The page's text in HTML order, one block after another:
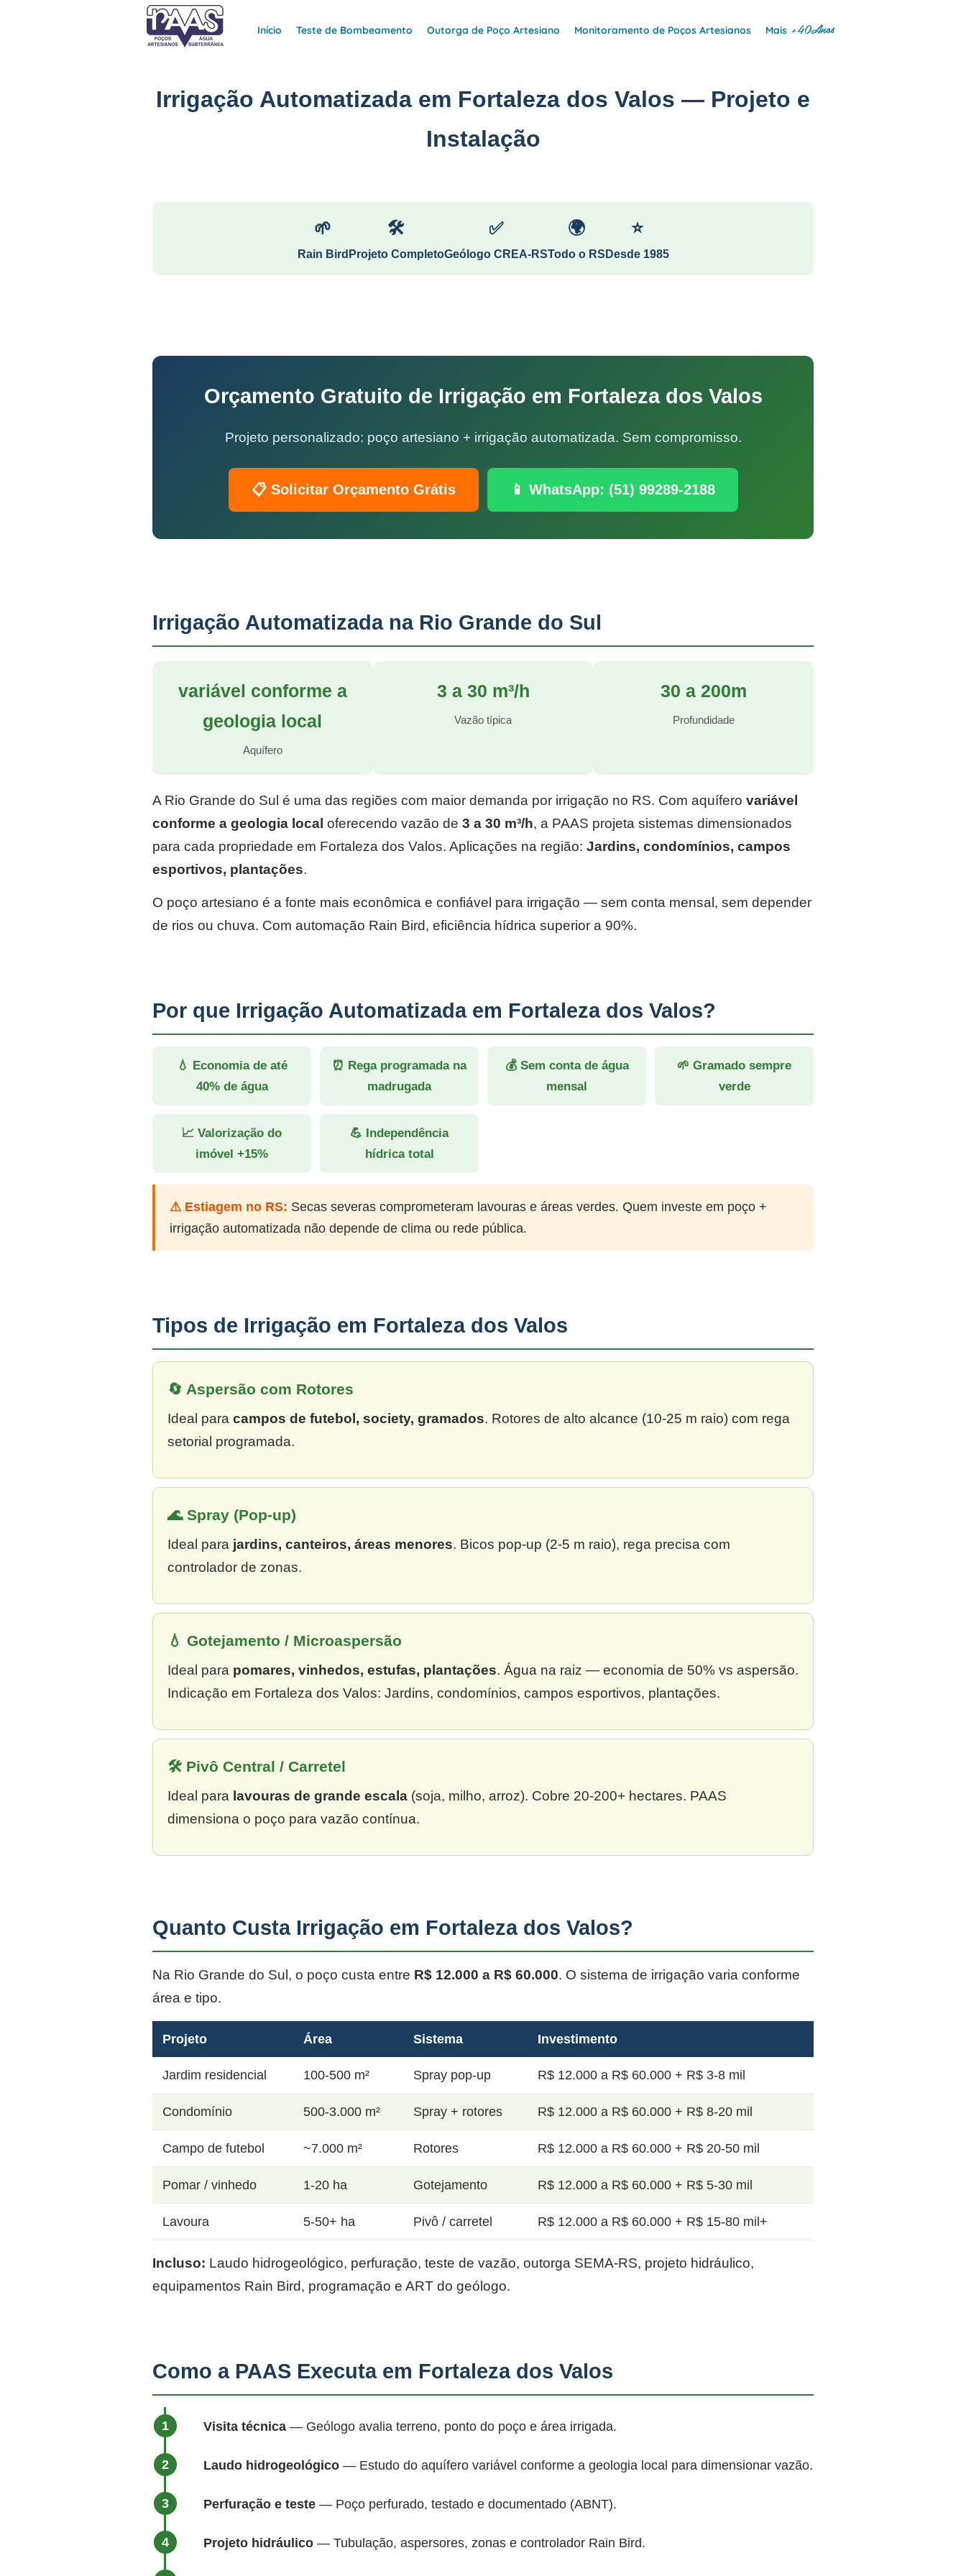
Início Teste de Bombeamento Outorga de Poço Artesiano Monitoramento de Poços Artesianos Mais +40Anos
Irrigação Automatizada em Fortaleza dos Valos — Projeto e
Instalação
🌱
Rain Bird
🛠
Projeto Completo
✅
Geólogo CREA-RS
🌍
Todo o RS
⭐
Desde 1985
Orçamento Gratuito de Irrigação em Fortaleza dos Valos
Projeto personalizado: poço artesiano + irrigação automatizada. Sem compromisso.
📋 Solicitar Orçamento Grátis 📱 WhatsApp: (51) 99289-2188
Irrigação Automatizada na Rio Grande do Sul
variável conforme a
geologia local
Aquífero
3 a 30 m³/h
Vazão típica
30 a 200m
Profundidade
A Rio Grande do Sul é uma das regiões com maior demanda por irrigação no RS. Com aquífero variável
conforme a geologia local oferecendo vazão de 3 a 30 m³/h, a PAAS projeta sistemas dimensionados
para cada propriedade em Fortaleza dos Valos. Aplicações na região: Jardins, condomínios, campos
esportivos, plantações.
O poço artesiano é a fonte mais econômica e confiável para irrigação — sem conta mensal, sem depender
de rios ou chuva. Com automação Rain Bird, eficiência hídrica superior a 90%.
Por que Irrigação Automatizada em Fortaleza dos Valos?
💧 Economia de até
40% de água
⏰ Rega programada na
madrugada
💰 Sem conta de água
mensal
🌱 Gramado sempre
verde
📈 Valorização do
imóvel +15%
💪 Independência
hídrica total
⚠ Estiagem no RS: Secas severas comprometeram lavouras e áreas verdes. Quem investe em poço +
irrigação automatizada não depende de clima ou rede pública.
Tipos de Irrigação em Fortaleza dos Valos
🔄 Aspersão com Rotores
Ideal para campos de futebol, society, gramados. Rotores de alto alcance (10-25 m raio) com rega
setorial programada.
🌊 Spray (Pop-up)
Ideal para jardins, canteiros, áreas menores. Bicos pop-up (2-5 m raio), rega precisa com
controlador de zonas.
💧 Gotejamento / Microaspersão
Ideal para pomares, vinhedos, estufas, plantações. Água na raiz — economia de 50% vs aspersão.
Indicação em Fortaleza dos Valos: Jardins, condomínios, campos esportivos, plantações.
🛠 Pivô Central / Carretel
Ideal para lavouras de grande escala (soja, milho, arroz). Cobre 20-200+ hectares. PAAS
dimensiona o poço para vazão contínua.
Quanto Custa Irrigação em Fortaleza dos Valos?
Na Rio Grande do Sul, o poço custa entre R$ 12.000 a R$ 60.000. O sistema de irrigação varia conforme
área e tipo.
Projeto Área Sistema Investimento
Jardim residencial 100-500 m² Spray pop-up R$ 12.000 a R$ 60.000 + R$ 3-8 mil
Condomínio 500-3.000 m² Spray + rotores R$ 12.000 a R$ 60.000 + R$ 8-20 mil
Campo de futebol ~7.000 m² Rotores R$ 12.000 a R$ 60.000 + R$ 20-50 mil
Pomar / vinhedo 1-20 ha Gotejamento R$ 12.000 a R$ 60.000 + R$ 5-30 mil
Lavoura 5-50+ ha Pivô / carretel R$ 12.000 a R$ 60.000 + R$ 15-80 mil+
Incluso: Laudo hidrogeológico, perfuração, teste de vazão, outorga SEMA-RS, projeto hidráulico,
equipamentos Rain Bird, programação e ART do geólogo.
Como a PAAS Executa em Fortaleza dos Valos
Visita técnica — Geólogo avalia terreno, ponto do poço e área irrigada.
Laudo hidrogeológico — Estudo do aquífero variável conforme a geologia local para dimensionar vazão.
Perfuração e teste — Poço perfurado, testado e documentado (ABNT).
Projeto hidráulico — Tubulação, aspersores, zonas e controlador Rain Bird.